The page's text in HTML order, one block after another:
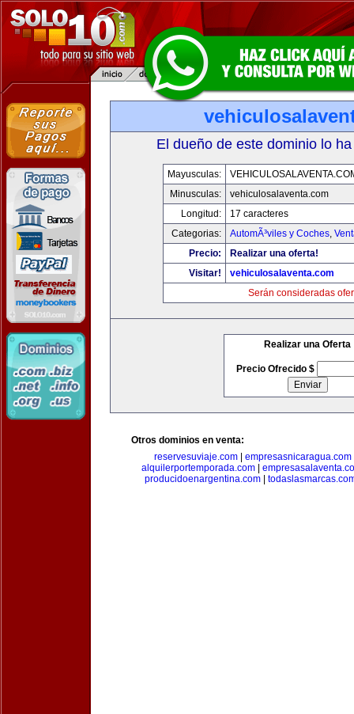
El dueño de este dominio lo
Mayusculas:
Minusculas:
vehiculosalaventa.com
Longitud:
17 caracteres
Categorias:
AutomÃ³viles y Coches,
Precio:
Realizar una oferta!
Visitar!
vehiculosalaventa.com
Serán consideradas
Realizar una Oferta
Precio Ofrecido $
Otros dominios en venta:
reservesuviaje.com| empresasnicaragua.com
alquilerportemporada.com
producidoenargentina.com|